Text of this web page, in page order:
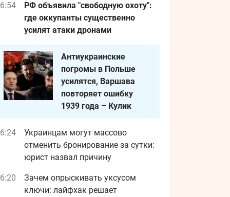
РФ объявила "свободную охоту":
где оккупанты существенно
усилят атаки дронами
Антиукраинские
погромы в Польше
усилятся, Варшава
повторяет ошибку
1939 года – Кулик
Украинцам могут массово
отменить бронирование за сутки:
юрист назвал причину
Зачем опрыскивать уксусом
ключи: лайфхак решает